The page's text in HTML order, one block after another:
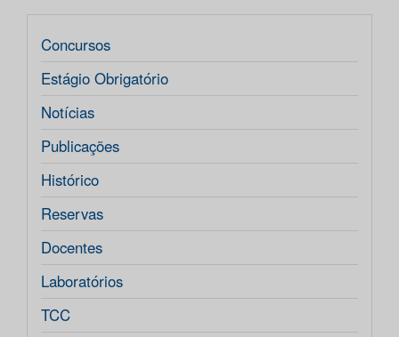
Concursos
Estágio Obrigatório
Notícias
Publicações
Histórico
Reservas
Docentes
Laboratórios
TCC